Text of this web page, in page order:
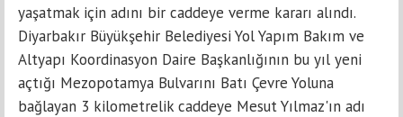
yaşatmak için adını bir caddeye verme kararı alındı.
Diyarbakır Büyükşehir Belediyesi Yol Yapım Bakım ve
Altyapı Koordinasyon Daire Başkanlığının bu yıl yeni
açtığı Mezopotamya Bulvarını Batı Çevre Yoluna
bağlayan 3 kilometrelik caddeye Mesut Yılmaz'ın adı